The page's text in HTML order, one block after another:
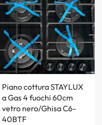
Piano cottura STAYLUX
a Gas 4 fuochi 60cm
vetro nero/Ghisa C6-
40BTF